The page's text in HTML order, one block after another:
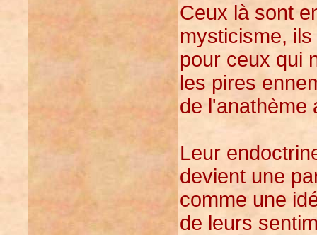
Ceux là sont
mysticisme,
pour ceux qui
les pires
de l'anathème
Leur
devient une
comme une
de leurs